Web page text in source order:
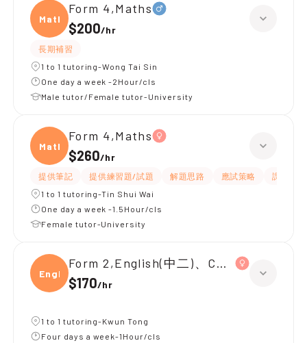
Maths
Form 4,Maths
$200/hr
長期補習
1 to 1 tutoring-Wong Tai Sin
One day a week -2Hour/cls
Male tutor/Female tutor-University
Maths
Form 4,Maths
$260/hr
提供筆記 提供練習題/試題 解題思路 應試策略
課程設計
1 to 1 tutoring-Tin Shui Wai
One day a week -1.5Hour/cls
Female tutor-University
Engli
Form 2,English(中二)、Chinese(中二)
$170/hr
1 to 1 tutoring-Kwun Tong
Four days a week-1Hour/cls